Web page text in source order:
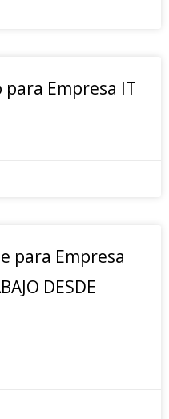
Empresa IT
para Empresa
DESDE